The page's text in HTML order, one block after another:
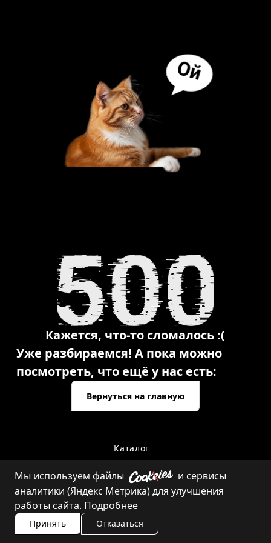
Кажется, что-то сломалось :(
Уже разбираемся! А пока можно
посмотреть, что ещё у нас есть:
Вернуться на главную
Каталог
Контакты
Мы используем файлы
и сервисы
аналитики (Яндекс Метрика) для улучшения
работы сайта. Подробнее
Принять Отказаться